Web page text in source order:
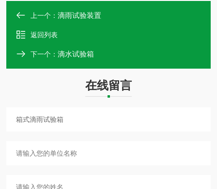
上一个：滴雨试验装置
返回列表
下一个：滴水试验箱
在线留言